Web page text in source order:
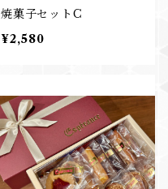
焼菓子セットC
¥2,580